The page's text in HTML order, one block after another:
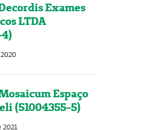
Exames
LTDA
Espaço
(51004355-5)
2021